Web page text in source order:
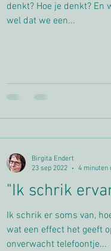
denkt? Hoe je denkt? En
wel dat we een...
"Ik schrik
Ik schrik er soms van,
wat een effect het geeft
onverwacht telefoontje...
Birgita Endert
23 sep 2022
4 minuten